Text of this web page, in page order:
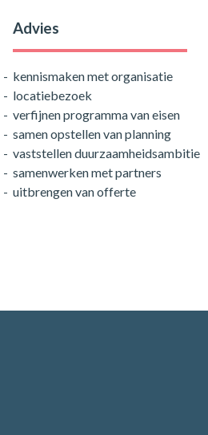
Advies
kennismaken met organisatie
locatiebezoek
verfijnen programma van eisen
samen opstellen van planning
vaststellen duurzaamheidsambitie
samenwerken met partners
uitbrengen van offerte